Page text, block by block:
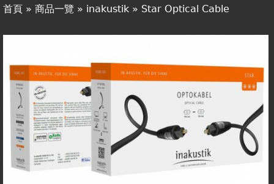
購物須知
線上商城
您
在
這
裡
首頁 » 商品一覽 » inakustik » Star Optical Cable